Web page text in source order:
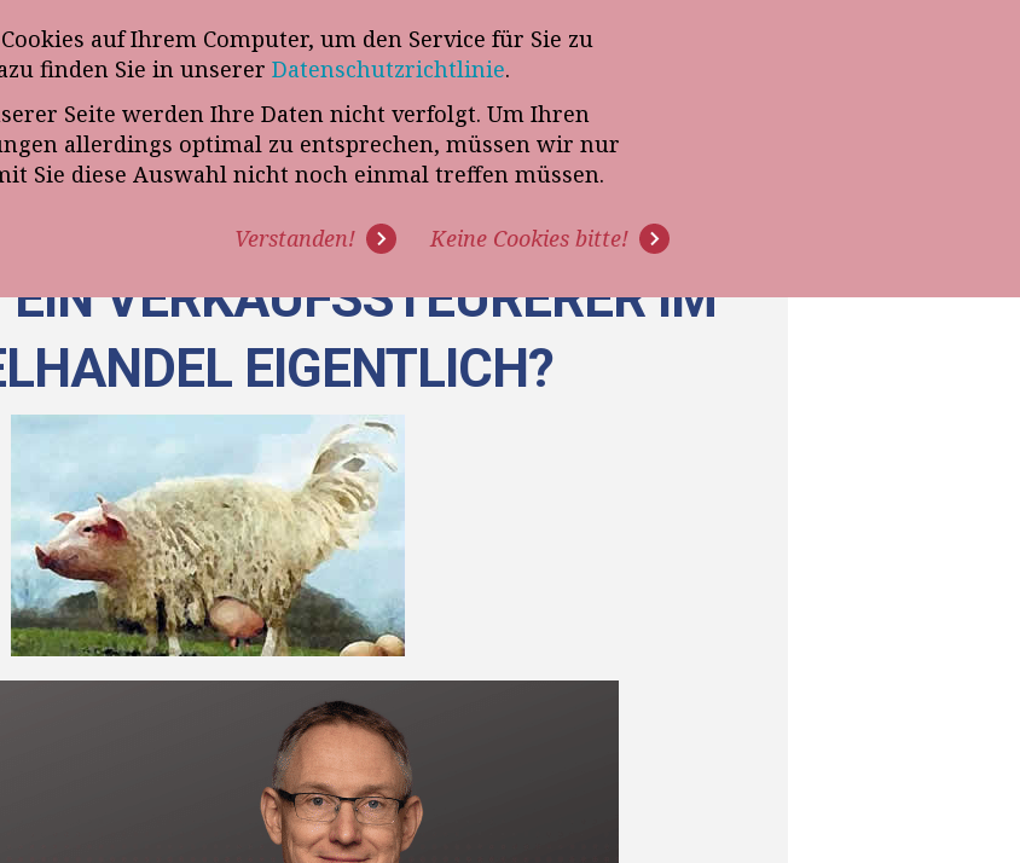
auf Ihrem Computer, um den Service für Sie zu
finden Sie in unserer Datenschutzrichtlinie.
Seite werden Ihre Daten nicht verfolgt. Um Ihren
allerdings optimal zu entsprechen, müssen wir nur
Sie diese Auswahl nicht noch einmal treffen müssen.
Verstanden! Keine Cookies bitte!
„VERKAUFSSTEUERER“ Telefon-Termin mit Thomas Witt
PROGRAMME EXPERTISE REFERENZEN BLOG PODCAST
VERKAUFSSTEURERER IM
EIGENTLICH?